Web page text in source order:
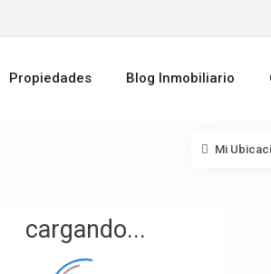
Propiedades Blog Inmobiliario
cargando...
Mi